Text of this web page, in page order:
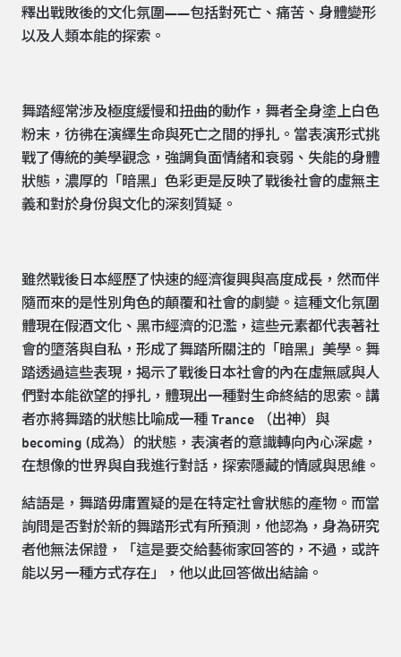
釋出戰敗後的文化氛圍——包括對死亡、痛苦、身體變形
以及人類本能的探索。
舞踏經常涉及極度緩慢和扭曲的動作，舞者全身塗上白色
粉末，彷彿在演繹生命與死亡之間的掙扎。當表演形式挑
戰了傳統的美學觀念，強調負面情緒和衰弱、失能的身體
狀態，濃厚的「暗黑」色彩更是反映了戰後社會的虛無主
義和對於身份與文化的深刻質疑。
雖然戰後日本經歷了快速的經濟復興與高度成長，然而伴
隨而來的是性別角色的顛覆和社會的劇變。這種文化氛圍
體現在假酒文化、黑市經濟的氾濫，這些元素都代表著社
會的墮落與自私，形成了舞踏所關注的「暗黑」美學。舞
踏透過這些表現，揭示了戰後日本社會的內在虛無感與人
們對本能欲望的掙扎，體現出一種對生命終結的思索。講
者亦將舞踏的狀態比喻成一種 Trance （出神）與
becoming (成為）的狀態，表演者的意識轉向內心深處，
在想像的世界與自我進行對話，探索隱藏的情感與思維。
結語是，舞踏毋庸置疑的是在特定社會狀態的產物。而當
詢問是否對於新的舞踏形式有所預測，他認為，身為研究
者他無法保證，「這是要交給藝術家回答的，不過，或許
能以另一種方式存在」，他以此回答做出結論。